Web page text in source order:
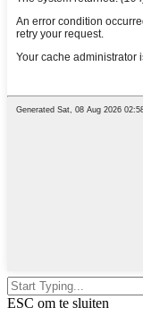
ESC om te sluiten